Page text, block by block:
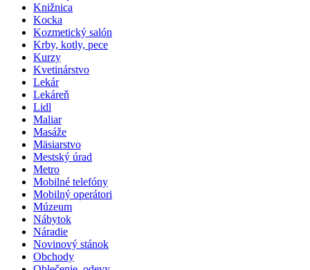
Knižnica
Kocka
Kozmetický salón
Krby, kotly, pece
Kurzy
Kvetinárstvo
Lekár
Lekáreň
Lidl
Maliar
Masáže
Mäsiarstvo
Mestský úrad
Metro
Mobilné telefóny
Mobilný operátori
Múzeum
Nábytok
Náradie
Novinový stánok
Obchody